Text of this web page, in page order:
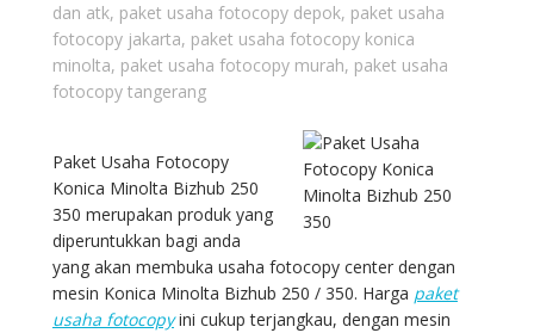
dan atk, paket usaha fotocopy depok, paket usaha
fotocopy jakarta, paket usaha fotocopy konica
minolta, paket usaha fotocopy murah, paket usaha
fotocopy tangerang
Paket Usaha Fotocopy
Konica Minolta Bizhub 250
350 merupakan produk yang
diperuntukkan bagi anda
yang akan membuka usaha fotocopy center dengan
mesin Konica Minolta Bizhub 250 / 350. Harga paket
usaha fotocopyini cukup terjangkau, dengan mesin